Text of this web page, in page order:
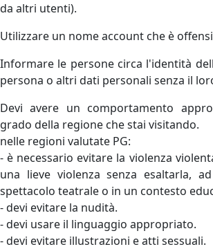
da altri utenti).
Utilizzare un nome account che è
Informare le persone circa l'identità
persona o altri dati personali senza il
Devi avere un comportamento
grado della regione che stai visitando.
nelle regioni valutate PG:
- è necessario evitare la violenza
una lieve violenza senza esaltarla,
spettacolo teatrale o in un contesto
- devi evitare la nudità.
- devi usare il linguaggio appropriato.
- devi evitare illustrazioni e atti sessuali.